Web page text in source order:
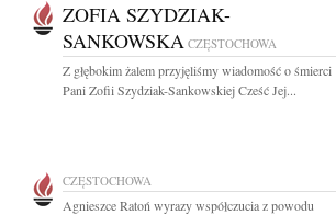
ZOFIA SZYDZIAK-
SANKOWSKA CZĘSTOCHOWA
Z głębokim żalem przyjęliśmy wiadomość o śmierci
Pani Zofii Szydziak-Sankowskiej Cześć Jej...
CZĘSTOCHOWA
Agnieszce Ratoń wyrazy współczucia z powodu